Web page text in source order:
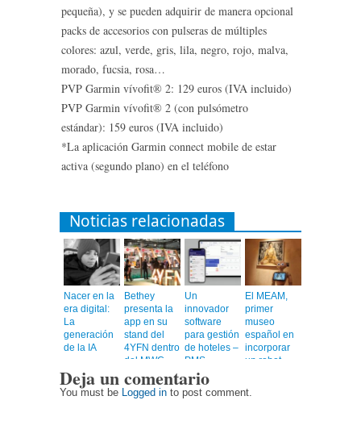
pequeña), y se pueden adquirir de manera opcional
packs de accesorios con pulseras de múltiples
colores: azul, verde, gris, lila, negro, rojo, malva,
morado, fucsia, rosa…
PVP Garmin vívofit® 2: 129 euros (IVA incluido)
PVP Garmin vívofit® 2 (con pulsómetro
estándar): 159 euros (IVA incluido)
*La aplicación Garmin connect mobile de estar
activa (segundo plano) en el teléfono
Noticias relacionadas
Nacer en la
era digital:
La
generación
de la IA
Bethey
presenta la
app en su
stand del
4YFN dentro
del MWC
Un
innovador
software
para gestión
de hoteles –
PMS
El MEAM,
primer
museo
español en
incorporar
un robot
Deja un comentario
You must be Logged in to post comment.